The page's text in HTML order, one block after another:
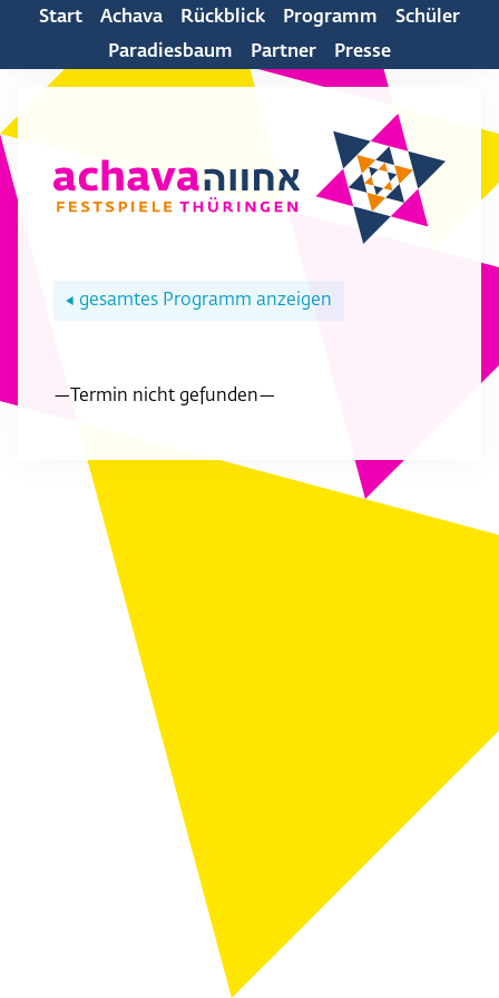
Start Achava Rückblick Programm
Schüler
Paradiesbaum
Partner Presse
◀ gesamtes Programm anzeigen
—Termin nicht gefunden—